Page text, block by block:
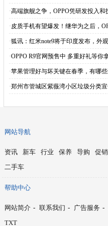
·高端旗舰之争，OPPO凭研发投入和
·皮质手机有望爆发！继华为之后，
·狐讯：红米note9将于印度发布，外
·OPPO R9官网预售中 多重好礼等你
·苹果管理好与坏关键在春季，有哪
·郑州市管城区紫薇湾小区垃圾分类
网站导航
资讯 新车 行业 保养 导购 促销
二手车
帮助中心
网站简介 - 联系我们 - 广告服务 -
TXT